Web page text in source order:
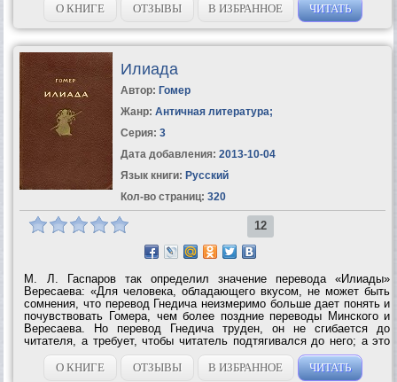
О КНИГЕ ОТЗЫВЫ В ИЗБРАННОЕ ЧИТАТЬ
Илиада
Автор: Гомер
Жанр: Античная литература;
Серия: 3
Дата добавления: 2013-10-04
Язык книги: Русский
Кол-во страниц: 320
12
М. Л. Гаспаров так определил значение перевода «Илиады»
Вересаева: «Для человека, обладающего вкусом, не может быть
сомнения, что перевод Гнедича неизмеримо больше дает понять и
почувствовать Гомера, чем более поздние переводы Минского и
Вересаева. Но перевод Гнедича труден, он не сгибается до
читателя, а требует, чтобы читатель подтягивался до него; а это
не всякому читателю по вкусу. Каждый, кто преподавал античную
литературу на...
О КНИГЕ ОТЗЫВЫ В ИЗБРАННОЕ ЧИТАТЬ